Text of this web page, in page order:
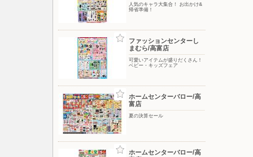
人気のキャラ大集合！ お出かけ&
帰省準備！
ファッションセンターし
まむら/高富店
可愛いアイテムが盛りだくさん！
ベビー・キッズフェア
ホームセンターバロー/高
富店
夏の決算セール
ホームセンターバロー/高